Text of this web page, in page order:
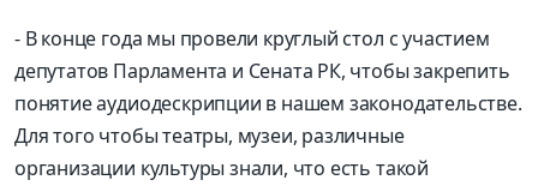
- В конце года мы провели круглый стол с участием
депутатов Парламента и Сената РК, чтобы закрепить
понятие аудиодескрипции в нашем законодательстве.
Для того чтобы театры, музеи, различные
организации культуры знали, что есть такой